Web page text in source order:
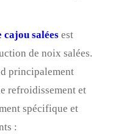
saléesest
de noix salées.
principalement
refroidissement et
spécifique et
: